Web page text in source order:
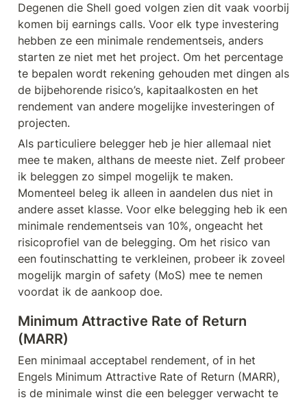
Degenen die Shell goed volgen zien dit vaak voorbij
komen bij earnings calls. Voor elk type investering
hebben ze een minimale rendementseis, anders
starten ze niet met het project. Om het percentage
te bepalen wordt rekening gehouden met dingen als
de bijbehorende risico’s, kapitaalkosten en het
rendement van andere mogelijke investeringen of
projecten.
Als particuliere belegger heb je hier allemaal niet
mee te maken, althans de meeste niet. Zelf probeer
ik beleggen zo simpel mogelijk te maken.
Momenteel beleg ik alleen in aandelen dus niet in
andere asset klasse. Voor elke belegging heb ik een
minimale rendementseis van 10%, ongeacht het
risicoprofiel van de belegging. Om het risico van
een foutinschatting te verkleinen, probeer ik zoveel
mogelijk margin of safety (MoS) mee te nemen
voordat ik de aankoop doe.
Minimum Attractive Rate of Return
(MARR)
Een minimaal acceptabel rendement, of in het
Engels Minimum Attractive Rate of Return (MARR),
is de minimale winst die een belegger verwacht te